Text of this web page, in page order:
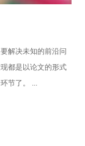
解决未知的前沿问
都是以论文的形式
节了。 ...